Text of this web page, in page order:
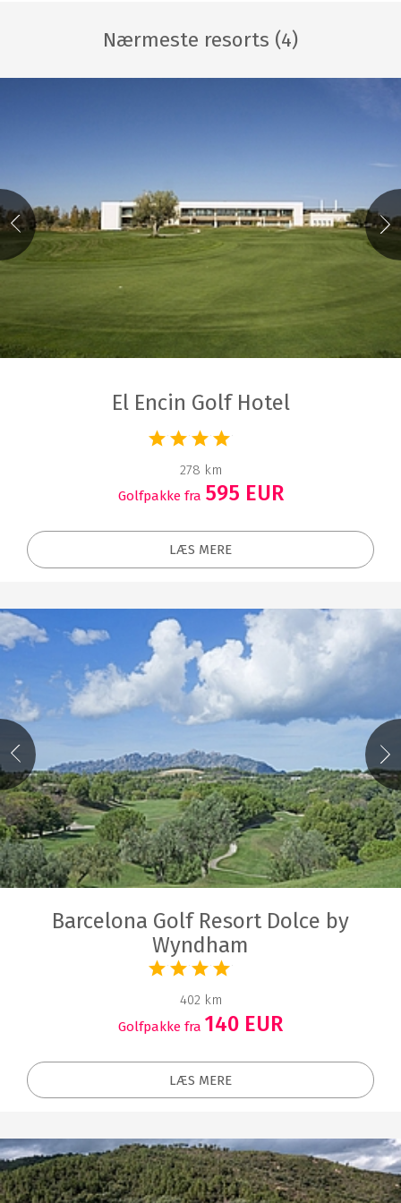
Nærmeste resorts (4)
El Encin Golf Hotel
278 km
Golfpakke fra 595 EUR
LÆS MERE
Barcelona Golf Resort Dolce by
Wyndham
402 km
Golfpakke fra 140 EUR
LÆS MERE